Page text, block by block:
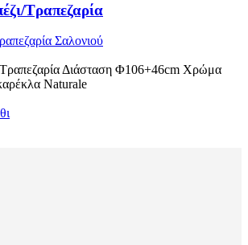
Τραπεζαρία
Σαλονιού
Διάσταση Φ106+46cm Χρώμα
Naturale